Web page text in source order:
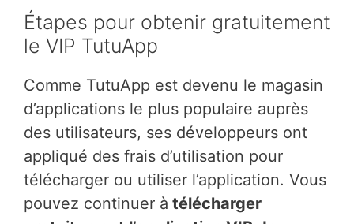
Étapes pour obtenir gratuitement
le VIP TutuApp
Comme TutuApp est devenu le magasin
d’applications le plus populaire auprès
des utilisateurs, ses développeurs ont
appliqué des frais d’utilisation pour
télécharger ou utiliser l’application. Vous
pouvez continuer à télécharger